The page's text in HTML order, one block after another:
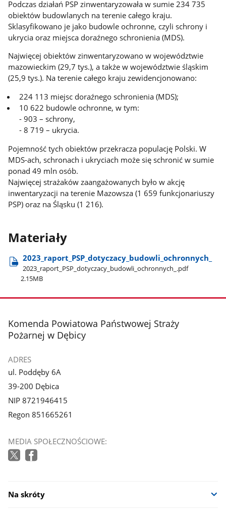
Podczas działań PSP zinwentaryzowała w sumie 234 735
obiektów budowlanych na terenie całego kraju.
Sklasyfikowano je jako budowle ochronne, czyli schrony i
ukrycia oraz miejsca doraźnego schronienia (MDS).
Najwięcej obiektów zinwentaryzowano w województwie
mazowieckim (29,7 tys.), a także w województwie śląskim
(25,9 tys.). Na terenie całego kraju zewidencjonowano:
224 113 miejsc doraźnego schronienia (MDS);
10 622 budowle ochronne, w tym:
- 903 – schrony,
- 8 719 – ukrycia.
Pojemność tych obiektów przekracza populację Polski. W
MDS-ach, schronach i ukryciach może się schronić w sumie
ponad 49 mln osób.
Najwięcej strażaków zaangażowanych było w akcję
inwentaryzacji na terenie Mazowsza (1 659 funkcjonariuszy
PSP) oraz na Śląsku (1 216).
Materiały
2023​_raport​_PSP​_dotyczacy​_budowli​_ochronnych​_
2023​_raport​_PSP​_dotyczacy​_budowli​_ochronnych​_.pdf
2.15MB
stopka
Komenda Powiatowa Państwowej Straży
Pożarnej w Dębicy
ADRES
ul. Poddęby 6A
39-200 Dębica
NIP 8721946415
Regon 851665261
MEDIA SPOŁECZNOŚCIOWE:
Na skróty